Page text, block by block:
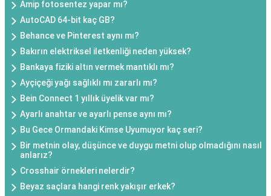
Amip fotosentez yapar mı?
AutoCAD 64-bit kaç GB?
Behance ve Pinterest aynı mı?
Bakırın elektriksel iletkenliği neden yüksek?
Bankaya fiziki altın vermek mantıklı mı?
Ayçiçeği yağı sağlıklı mı zararlı mı?
Bein Connect 1 yıllık üyelik var mı?
Ayarlı anahtar ve ayarlı pense aynı mı?
Bu Gece Ormandaki Kimse Uyumuyor kaç seri?
Bir metnin olay, düşünce ve duygu metni olup olmadığını nasıl
anlarız?
Crosshair örnekleri nelerdir?
Beyaz saçlara hangi renk yakışır erkek?